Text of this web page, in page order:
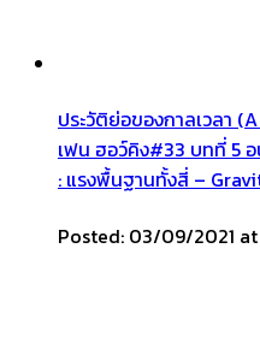
ประวัติย่อของกาลเวลา
เฟน ฮอว์คิง#33 บทที่ 5
: แรงพื้นฐานทั้งสี่ –
Posted: 03/09/2021 at